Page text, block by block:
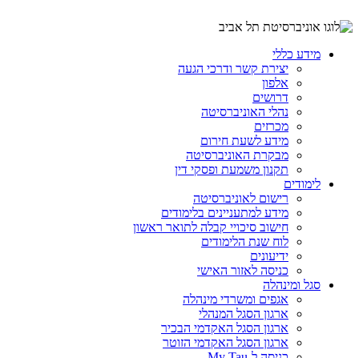
מידע כללי
יצירת קשר ודרכי הגעה
אלפון
דרושים
נהלי האוניברסיטה
מכרזים
מידע לשעת חירום
מבקרת האוניברסיטה
תקנון משמעת ופסקי דין
לימודים
רישום לאוניברסיטה
מידע למתעניינים בלימודים
חישוב סיכויי קבלה לתואר ראשון
לוח שנת הלימודים
ידיעונים
כניסה לאזור האישי
סגל ומינהלה
אגפים ומשרדי מינהלה
ארגון הסגל המנהלי
ארגון הסגל האקדמי הבכיר
ארגון הסגל האקדמי הזוטר